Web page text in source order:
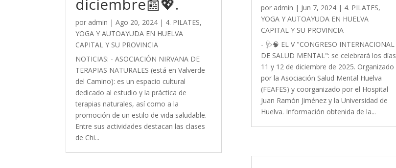
diciembre📰💖.
por admin |Ago 20, 2024 | 4. PILATES,
YOGA Y AUTOAYUDA EN HUELVA
CAPITAL Y SU PROVINCIA
NOTICIAS: - ASOCIACIÓN NIRVANA DE
TERAPIAS NATURALES (está en Valverde
del Camino): es un espacio cultural
dedicado al estudio y la práctica de
terapias naturales, así como a la
promoción de un estilo de vida saludable.
Entre sus actividades destacan las clases
de Chi...
por admin | Jun 7, 2024| 4. PILATES,
YOGA Y AUTOAYUDA EN HUELVA
CAPITAL Y SU PROVINCIA
- 🩺🧠 EL V "CONGRESO INTERNACIONAL
DE SALUD MENTAL": se celebrará los días
11 y 12 de diciembre de 2025. Organizado
por la Asociación Salud Mental Huelva
(FEAFES) y coorganizado por el Hospital
Juan Ramón Jiménez y la Universidad de
Huelva. Información obtenida de la...